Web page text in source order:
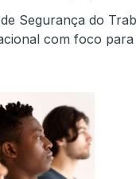
Segurança do
com foco